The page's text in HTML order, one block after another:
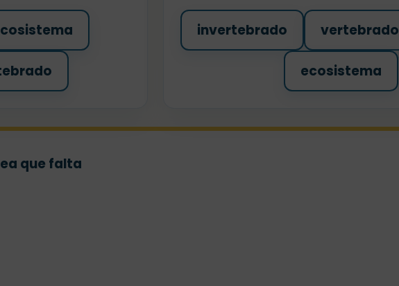
invertebrado vertebrado
ecosistema
que falta